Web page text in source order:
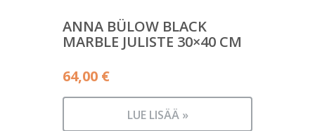
ANNA BÜLOW BLACK
MARBLE JULISTE 30×40 CM
64,00 €
LUE LISÄÄ »